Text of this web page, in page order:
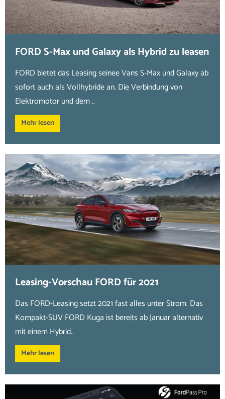
FORD S-Max und Galaxy als Hybrid zu leasen
FORD bietet das Leasing seinee Vans S-Max und Galaxy ab
sofort auch als Vollhybride an. Die Verbindung von
Elektromotor und dem ..
Mehr lesen
Leasing-Vorschau FORD für 2021
Das FORD-Leasing setzt 2021 fast alles unter Strom. Das
Kompakt-SUV FORD Kuga ist bereits ab Januar alternativ
mit einem Hybrid..
Mehr lesen